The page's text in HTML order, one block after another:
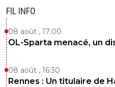
FIL INFO
08 août , 17:00
OL-Sparta menacé, un
08 août , 16:30
Rennes : Un titulaire de